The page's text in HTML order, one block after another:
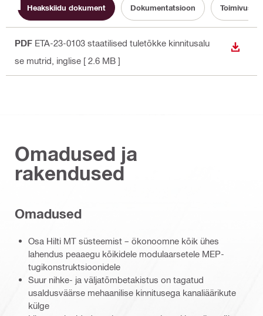
Heakskiidu dokument Dokumentatsioon
PDF ETA-23-0103 staatilised tuletõkke kinnitusalu
se mutrid , inglise [ 2.6 MB ]
Omadused ja
rakendused
Omadused
Osa Hilti MT süsteemist – ökonoomne kõik ühes
lahendus peaaegu kõikidele modulaarsetele MEP-
tugikonstruktsioonidele
Suur nihke- ja väljatõmbetakistus on tagatud
usaldusväärse mehaanilise kinnitusega kanaliäärikute
külge